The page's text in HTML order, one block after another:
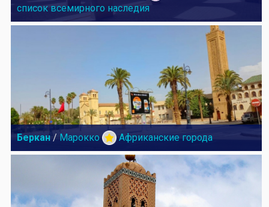
список всемирного наследия
Беркан / Марокко Африканские города